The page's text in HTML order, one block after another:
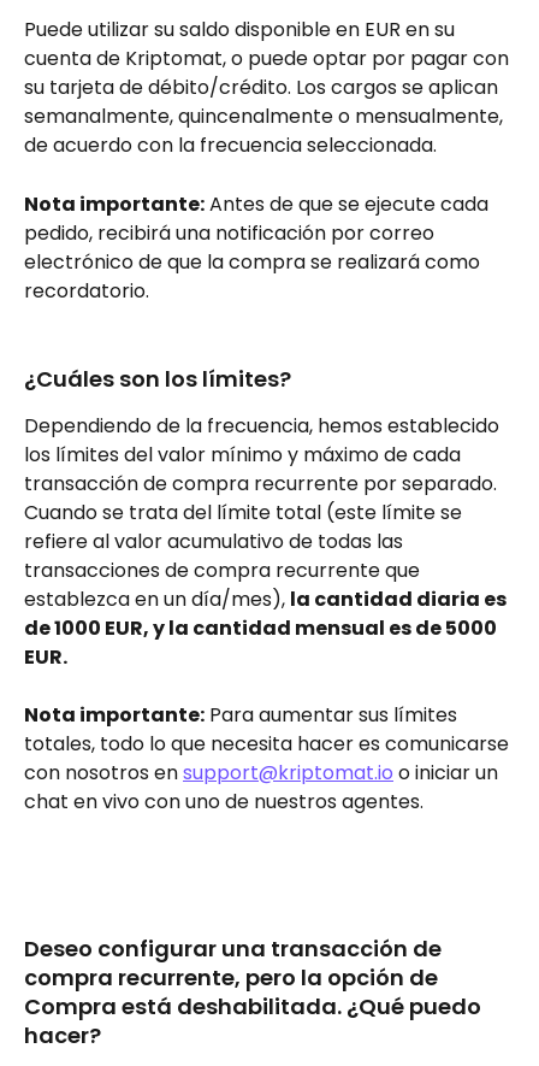
Puede utilizar su saldo disponible en EUR en su
cuenta de Kriptomat, o puede optar por pagar con
su tarjeta de débito/crédito. Los cargos se aplican
semanalmente, quincenalmente o mensualmente,
de acuerdo con la frecuencia seleccionada.
Nota importante: Antes de que se ejecute cada
pedido, recibirá una notificación por correo
electrónico de que la compra se realizará como
recordatorio.
¿Cuáles son los límites?
Dependiendo de la frecuencia, hemos establecido
los límites del valor mínimo y máximo de cada
transacción de compra recurrente por separado.
Cuando se trata del límite total (este límite se
refiere al valor acumulativo de todas las
transacciones de compra recurrente que
establezca en un día/mes), la cantidad diaria es
de 1000 EUR, y la cantidad mensual es de 5000
EUR.
Nota importante: Para aumentar sus límites
totales, todo lo que necesita hacer es comunicarse
con nosotros en support@kriptomat.io o iniciar un
chat en vivo con uno de nuestros agentes.
Deseo configurar una transacción de
compra recurrente, pero la opción de
Compra está deshabilitada. ¿Qué puedo
hacer?